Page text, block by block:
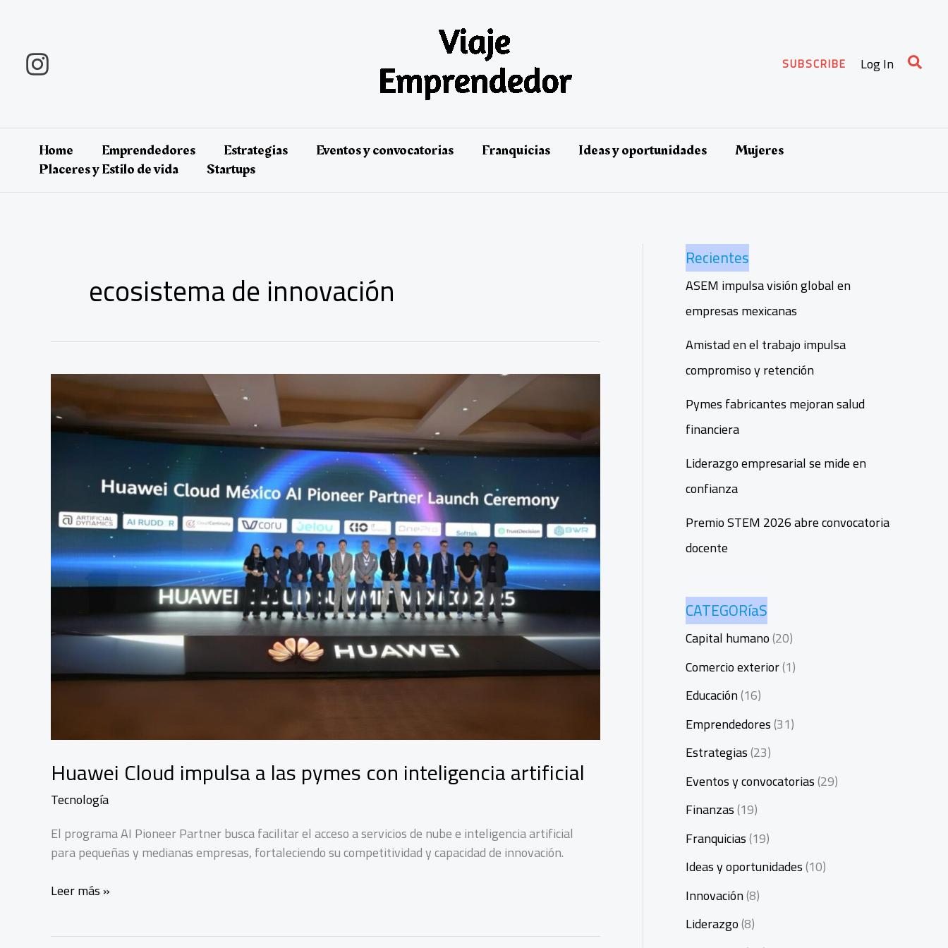
contenido
SUBSCRIBE Log In
Home Emprendedores Estrategias Eventos y convocatorias Franquicias Ideas y oportunidades
Mujeres
Placeres y Estilo de vida
Startups
ecosistema de innovación
Huawei Cloud impulsa a las pymes con inteligencia artificial
Tecnología
El programa AI Pioneer Partner busca facilitar el acceso a servicios de nube e inteligencia artificial
para pequeñas y medianas empresas, fortaleciendo su competitividad y capacidad de innovación.
Huawei
Leer más »
Recientes
ASEM impulsa visión global en
empresas mexicanas
Amistad en el trabajo impulsa
compromiso y retención
Pymes fabricantes mejoran salud
financiera
Liderazgo empresarial se mide en
confianza
Premio STEM 2026 abre convocatoria
docente
CATEGORíaS
Capital humano(20)
Comercio exterior(1)
Educación(16)
Emprendedores(31)
Estrategias(23)
Eventos y convocatorias(29)
Finanzas(19)
Franquicias(19)
Ideas y oportunidades(10)
Innovación(8)
Liderazgo(8)